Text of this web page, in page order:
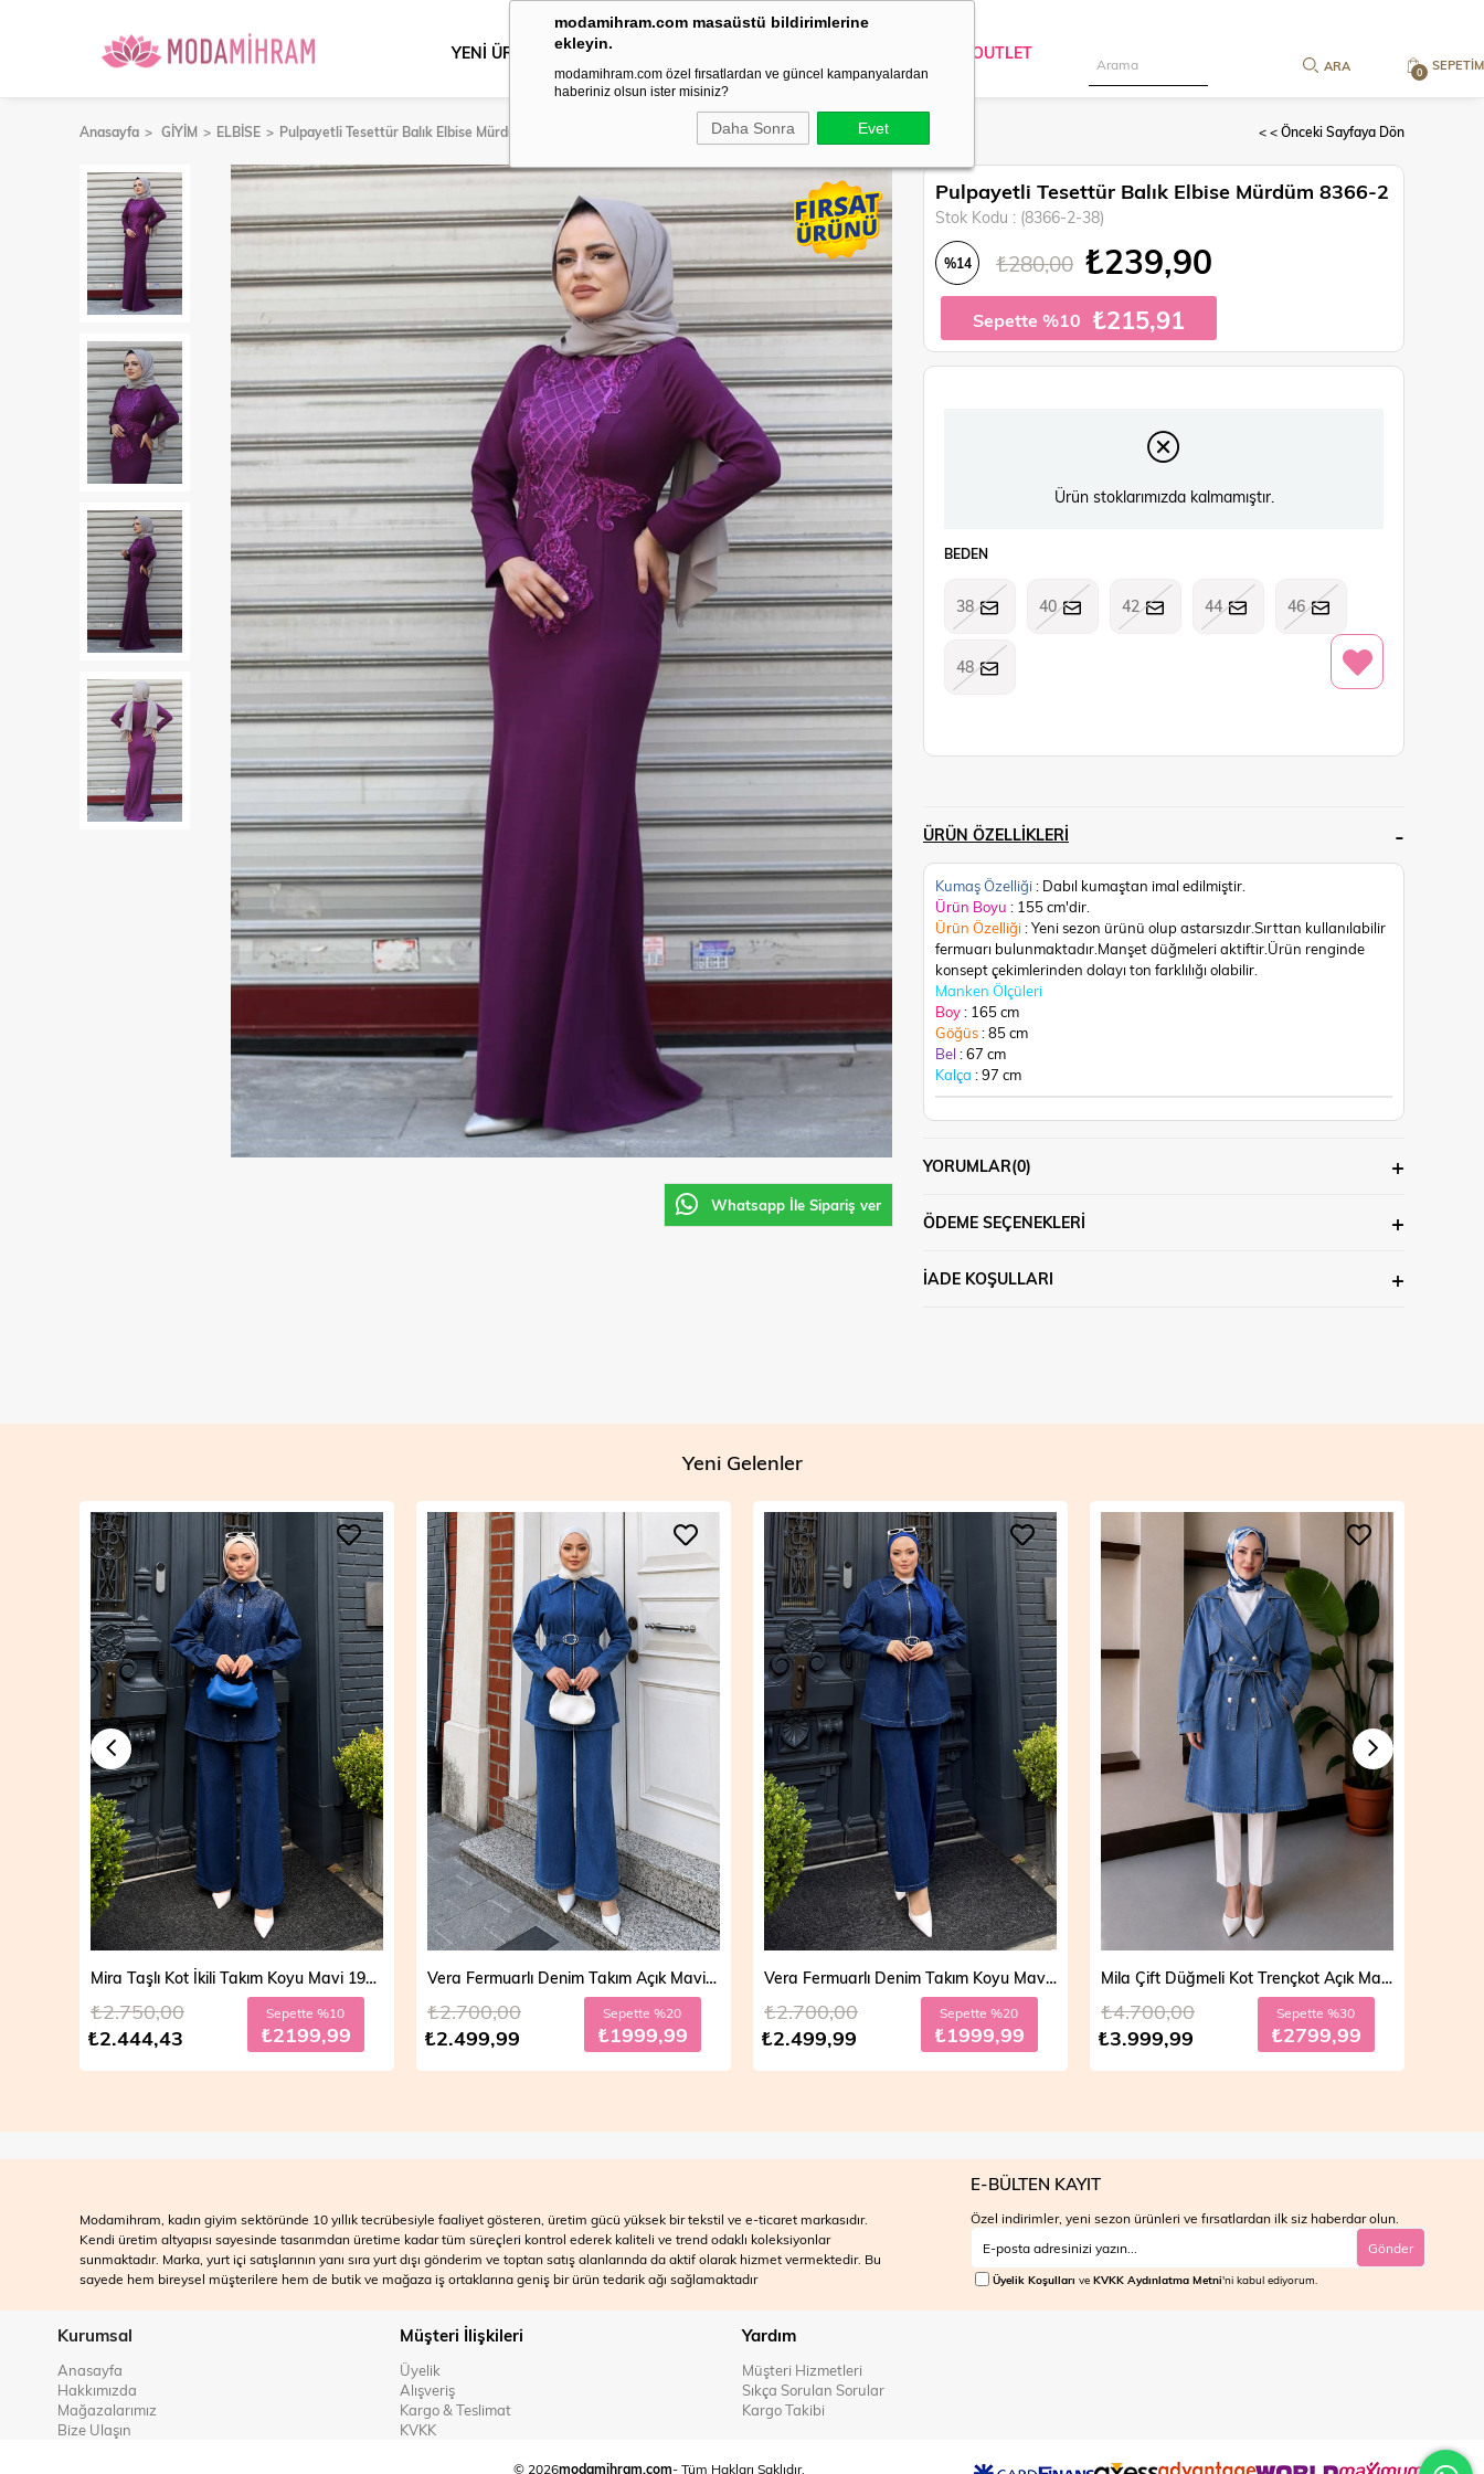
modamihram.com masaüstü bildirimlerine
ekleyin.
modamihram.com özel fırsatlardan ve güncel kampanyalardan
haberiniz olsun ister misiniz?
Daha Sonra Evet
SEPETIM
0
YENİ ÜRÜNLER DIŞ GİYİM OUTLET
Anasayfa GİYİM ELBİSE Pulpayetli Tesettür Balık Elbise Mürdüm 8366-2 < < Önceki Sayfaya Dön
Whatsapp İle Sipariş ver
Pulpayetli Tesettür Balık Elbise Mürdüm 8366-2
Stok Kodu (8366-2-38)
%14 ₺280,00 ₺239,90
Sepette %10 ₺215,91
Ürün stoklarımızda kalmamıştır.
BEDEN
38 40 42 44 46
48
ÜRÜN ÖZELLIKLERI
Kumaş Özelliği: Dabıl kumaştan imal edilmiştir.
Ürün Boyu : 155 cm'dir.
Ürün Özelliği: Yeni sezon ürünü olup astarsızdır.Sırttan kullanılabilir
fermuarı bulunmaktadır.Manşet düğmeleri aktiftir. Ürün renginde
konsept çekimlerinden dolayı ton farklılığı olabilir.
Manken Ölçüleri
Boy: 165 cm
Göğüs: 85 cm
Bel : 67 cm
Kalça : 97 cm
YORUMLAR(0)
ÖDEME SEÇENEKLERI
İADE KOŞULLARI
Yeni Gelenler
Mira Taşlı Kot İkili Takım Koyu Mavi 19286
₺2.444,43
₺2.750,00 Sepette %10
₺2199,99
Vera Fermuarlı Denim Takım Açık Mavi 19298
₺2.499,99
₺2.700,00 Sepette %20
₺1999,99
Vera Fermuarlı Denim Takım Koyu Mavi 19298
₺2.499,99
₺2.700,00 Sepette %20
₺1999,99
Mila Çift Düğmeli Kot Trençkot Açık Mavi 19290
₺3.999,99
₺4.700,00 Sepette %30
₺2799,99
Modamihram, kadın giyim sektöründe 10 yıllık tecrübesiyle faaliyet gösteren, üretim gücü yüksek bir tekstil ve e-ticaret markasıdır.
Kendi üretim altyapısı sayesinde tasarımdan üretime kadar tüm süreçleri kontrol ederek kaliteli ve trend odaklı koleksiyonlar
sunmaktadır. Marka, yurt içi satışlarının yanı sıra yurt dışı gönderim ve toptan satış alanlarında da aktif olarak hizmet vermektedir. Bu
sayede hem bireysel müşterilere hem de butik ve mağaza iş ortaklarına geniş bir ürün tedarik ağı sağlamaktadır
E-BÜLTEN KAYIT
Özel indirimler, yeni sezon ürünleri ve fırsatlardan ilk siz haberdar olun.
Gönder
Üyelik Koşulları ve KVKK Aydınlatma Metni'ni kabul ediyorum.
Kurumsal
Anasayfa
Hakkımızda
Mağazalarımız
Bize Ulaşın
Müşteri İlişkileri
Üyelik
Alışveriş
Kargo & Teslimat
KVKK
Yardım
Müşteri Hizmetleri
Sıkça Sorulan Sorular
Kargo Takibi
© 2026modamihram.com- Tüm Hakları Saklıdır.